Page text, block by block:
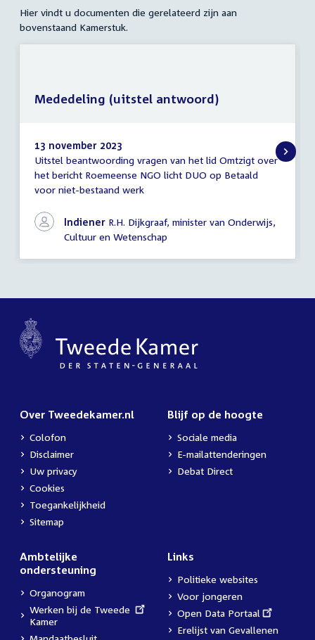
Hier vindt u documenten die gerelateerd zijn aan
bovenstaand Kamerstuk.
Mededeling
(uitstel
antwoord)
13 november 2023
Uitstel beantwoording vragen van het lid Omtzigt over
het bericht Roemeense NGO licht DUO op Betaald
voor niet-bestaand werk
Indiener R.H. Dijkgraaf, minister van Onderwijs,
Cultuur en Wetenschap
Mededeling (uitstel antwoord)
Over Tweedekamer.nl
Colofon
Disclaimer
Uw privacy
Cookies
Toegankelijkheid
Sitemap
Blijf op de hoogte
Sociale media
E-mailattenderingen
Debat Direct
Ambtelijke
ondersteuning
Organogram
External
link:
Werken bij de Tweede
Kamer
Links
Politieke websites
Voor jongeren
External
link:
Open Data Portaal
Erelijst van Gevallenen